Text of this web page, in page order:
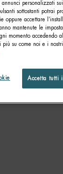
annunci personalizzati
sottostanti potrai
oppure accettare
mantenute le
momento accedendo
su come noi e i
Accetta tutti